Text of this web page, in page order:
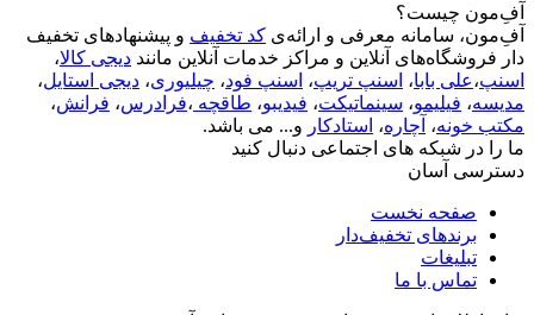
آفِ‌مون چیست؟
آفِ‌مون، سامانه معرفی و ارائه‌ی کد تخفیف و پیشنهادهای تخفیف
دار فروشگاه‌های آنلاین و مراکز خدمات آنلاین مانند دیجی کالا،
اسنپ،علی بابا، اسنپ تریپ، اسنپ فود، چیلیوری، دیجی استایل،
مدیسه، فیلیمو، سینماتیکت، فیدیبو، طاقچه ،فرادرس، فرانش،
مکتب خونه، آچاره، استادکار و... می باشد.
ما را در شبکه های اجتماعی دنبال کنید
دسترسی آسان
صفحه نخست
برندهای تخفیف‌دار
تبلیغات
تماس با ما